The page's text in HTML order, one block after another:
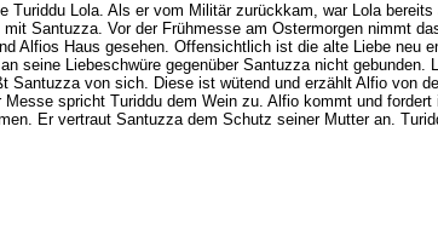
Turiddu Lola. Als er vom Militär zurückkam, war Lola
mit Santuzza. Vor der Frühmesse am Ostermorgen nimmt
Alfios Haus gesehen. Offensichtlich ist die alte Liebe neu
seine Liebeschwüre gegenüber Santuzza nicht gebunden.
Santuzza von sich. Diese ist wütend und erzählt Alfio von
Messe spricht Turiddu dem Wein zu. Alfio kommt und
Er vertraut Santuzza dem Schutz seiner Mutter an.